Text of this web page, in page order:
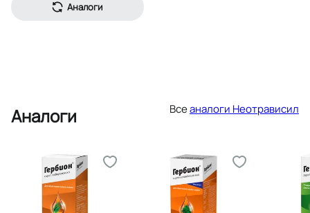
Аналоги
Аналоги Всеаналоги Неотрависил